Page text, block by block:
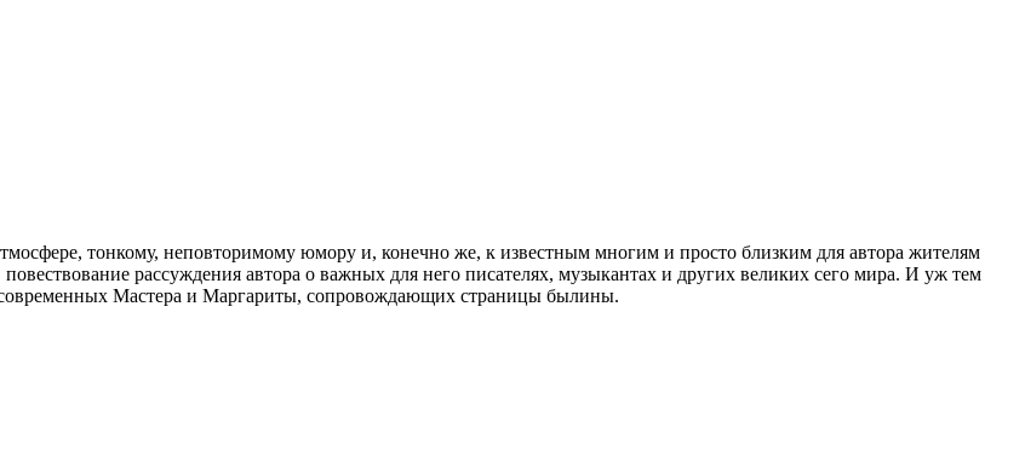
тонкому, неповторимому юмору и, конечно же, к известным многим и просто близким для автора жителям
рассуждения автора о важных для него писателях, музыкантах и других великих сего мира. И уж тем
Мастера и Маргариты, сопровождающих страницы былины.